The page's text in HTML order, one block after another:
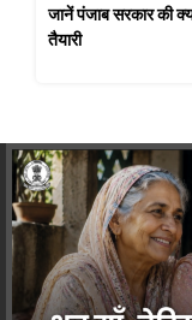
जानें पंजाब सरकार की
तैयारी